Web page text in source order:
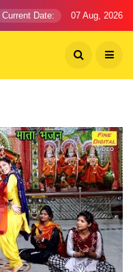
Current Date: 07 Aug, 2026